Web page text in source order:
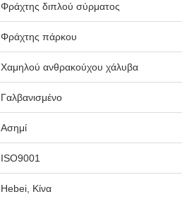
Φράχτης διπλού σύρματος
Φράχτης πάρκου
Χαμηλού ανθρακούχου χάλυβα
Γαλβανισμένο
Ασημί
ISO9001
Hebei, Κίνα